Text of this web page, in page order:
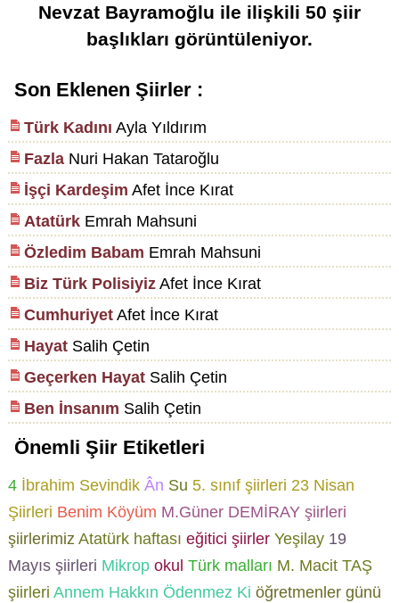
Nevzat Bayramoğlu ile ilişkili 50 şiir
başlıkları görüntüleniyor.
Son Eklenen Şiirler :
Türk Kadını Ayla Yıldırım
FazlaNuri Hakan Tataroğlu
İşçi Kardeşim Afet İnce Kırat
AtatürkEmrah Mahsuni
Özledim Babam Emrah Mahsuni
Biz Türk PolisiyizAfet İnce Kırat
CumhuriyetAfet İnce Kırat
HayatSalih Çetin
Geçerken HayatSalih Çetin
Ben İnsanım Salih Çetin
Önemli Şiir Etiketleri
4 İbrahim Sevindik Ân Su 5. sınıf şiirleri 23 Nisan
Şiirleri Benim Köyüm M.Güner DEMİRAY şiirleri
şiirlerimiz Atatürk haftası eğitici şiirler Yeşilay 19
Mayıs şiirleri Mikrop okul Türk malları M. Macit TAŞ
şiirleri Annem Hakkın Ödenmez Ki öğretmenler günü